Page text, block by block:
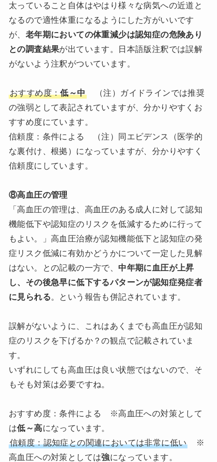
太っていること自体はやはり様々な病気への近道と
なるので適性体重になるようにした方がいいです
が、 老年期においての体重減少は認知症の危険あり
との調査結果が出ています。日本語版注釈では誤解
がないよう注釈がついています。
おすすめ度：低～中（注）ガイドラインでは推奨
の強弱として表記されていますが、分かりやすくお
すすめ度にています。
信頼度：条件による （注）同エビデンス（医学的
な裏付け、根拠）になっていますが、分かりやすく
信頼度にしています。
⑧高血圧の管理
「高血圧の管理は、高血圧のある成人に対して認知
機能低下や認知症のリスクを低減するために行って
もよい。」高血圧治療が認知機能低下と認知症の発
症リスク低減に有効かどうかについて一定した見解
はない。との記載の一方で、 中年期に血圧が上昇
し、その後急早に低下するパターンが認知症発症者
に見られる。という報告も併記されています。
誤解がないように、これはあくまでも高血圧が認知
症のリスクを下げるか？の観点で記載されていま
す。
いずれにしても高血圧は良い状態ではないので、そ
もそも対策は必要ですね。
おすすめ度：条件による ※高血圧への対策として
は低～高になっています。
信頼度：認知症との関連においては非常に低い
※
高血圧への対策としては強になっています。